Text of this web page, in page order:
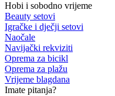
Hobi i sobodno vrijeme
Beauty setovi
Igračke i dječji setovi
Naočale
Navijački rekviziti
Oprema za bicikl
Oprema za plažu
Vrijeme blagdana
Imate pitanja?